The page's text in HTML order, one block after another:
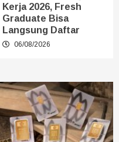
Kerja 2026, Fresh
Graduate Bisa
Langsung Daftar
06/08/2026